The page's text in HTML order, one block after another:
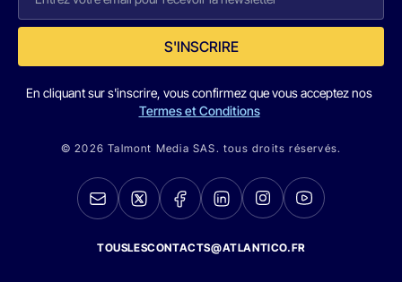
S'INSCRIRE
En cliquant sur s'inscrire, vous confirmez que vous acceptez nos
Termes et Conditions
© 2026 Talmont Media SAS. tous droits réservés.
TOUSLESCONTACTS@ATLANTICO.FR